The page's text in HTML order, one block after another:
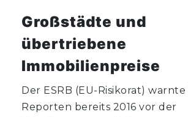
Großstädte und
übertriebene
Immobilienpreise
Der ESRB (EU-Risikorat) warnte
Reporten bereits 2016 vor der